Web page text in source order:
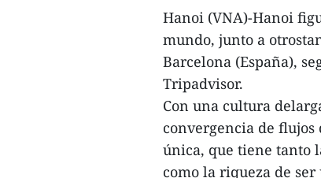
Hanoi (VNA)-Hanoi
mundo, junto a
Barcelona (España),
Tripadvisor.
Con una cultura
convergencia de flujos
única, que tiene tanto
como la riqueza de